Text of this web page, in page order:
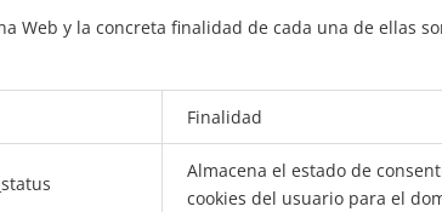
Web y la concreta finalidad de cada una de ellas
Finalidad
Almacena el estado de
cookies del usuario para el